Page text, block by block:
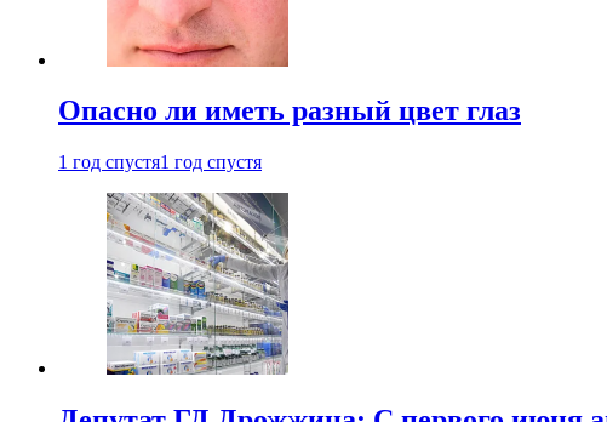
Опасно ли иметь разный цвет глаз
1 год спустя1 год спустя